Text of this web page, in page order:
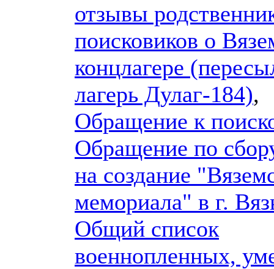
отзывы
поисковиков о
концлагере
лагерь Дулаг-184),
Обращение к
Обращение по
на создание
мемориала" в г.
Общий список
военнопленных,